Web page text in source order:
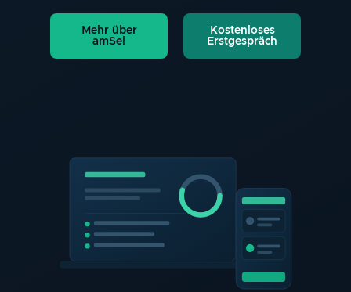
Mehr über
amSel
Kostenloses
Erstgespräch